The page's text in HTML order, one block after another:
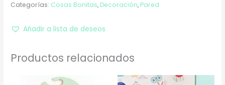
Categorías: Cosas Bonitas, Decoración, Pared
Añadir a lista de deseos
Productos relacionados